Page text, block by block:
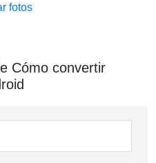
fotos
Cómo convertir